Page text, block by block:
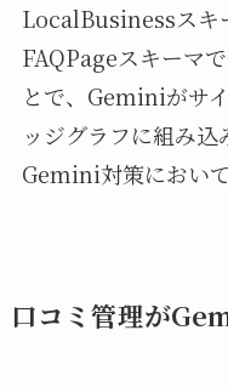
LocalBusinessスキ
FAQPageスキーマ
とで、Geminiがサ
ッジグラフに組み
Gemini対策におい
口コミ管理が